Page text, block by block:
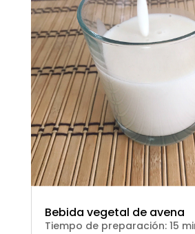
Bebida vegetal de avena
Tiempo de preparación: 15